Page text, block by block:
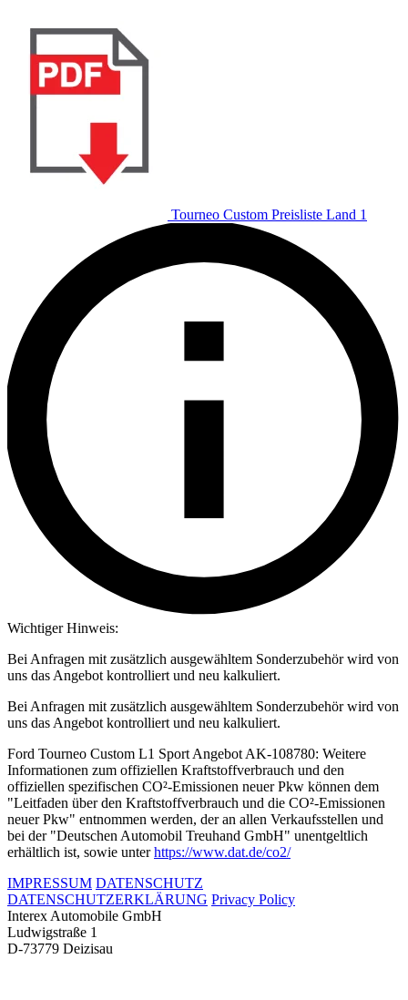
Tourneo Custom Preisliste Land 1
Wichtiger Hinweis:
Bei Anfragen mit zusätzlich ausgewähltem Sonderzubehör wird von
uns das Angebot kontrolliert und neu kalkuliert.
Bei Anfragen mit zusätzlich ausgewähltem Sonderzubehör wird von
uns das Angebot kontrolliert und neu kalkuliert.
Ford Tourneo Custom L1 Sport Angebot AK-108780: Weitere
Informationen zum offiziellen Kraftstoffverbrauch und den
offiziellen spezifischen CO²-Emissionen neuer Pkw können dem
"Leitfaden über den Kraftstoffverbrauch und die CO²-Emissionen
neuer Pkw" entnommen werden, der an allen Verkaufsstellen und
bei der "Deutschen Automobil Treuhand GmbH" unentgeltlich
erhältlich ist, sowie unterhttps://www.dat.de/co2/
IMPRESSUM DATENSCHUTZ
DATENSCHUTZERKLÄRUNG Privacy Policy
Interex Automobile GmbH
Ludwigstraße 1
D-73779 Deizisau